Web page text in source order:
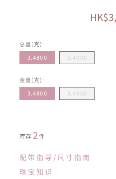
总重(克):
3.4800
3.4900
金重(克):
3.4800
3.4900
库存 2件
配带指导/尺寸指南
珠宝知识